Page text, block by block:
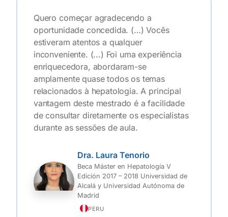
Quero começar agradecendo a
oportunidade concedida. (…) Vocês
estiveram atentos a qualquer
inconveniente. (...) Foi uma experiência
enriquecedora, abordaram-se
amplamente quase todos os temas
relacionados à hepatologia. A principal
vantagem deste mestrado é a facilidade
de consultar diretamente os especialistas
durante as sessões de aula.
Dra. Laura Tenorio
Beca Máster en Hepatología V
Edición 2017 – 2018 Universidad de
Alcalá y Universidad Autónoma de
Madrid
PERU